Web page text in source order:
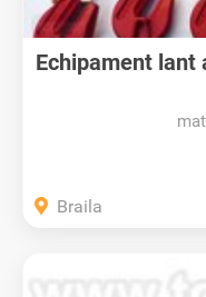
Echipament lant
Braila